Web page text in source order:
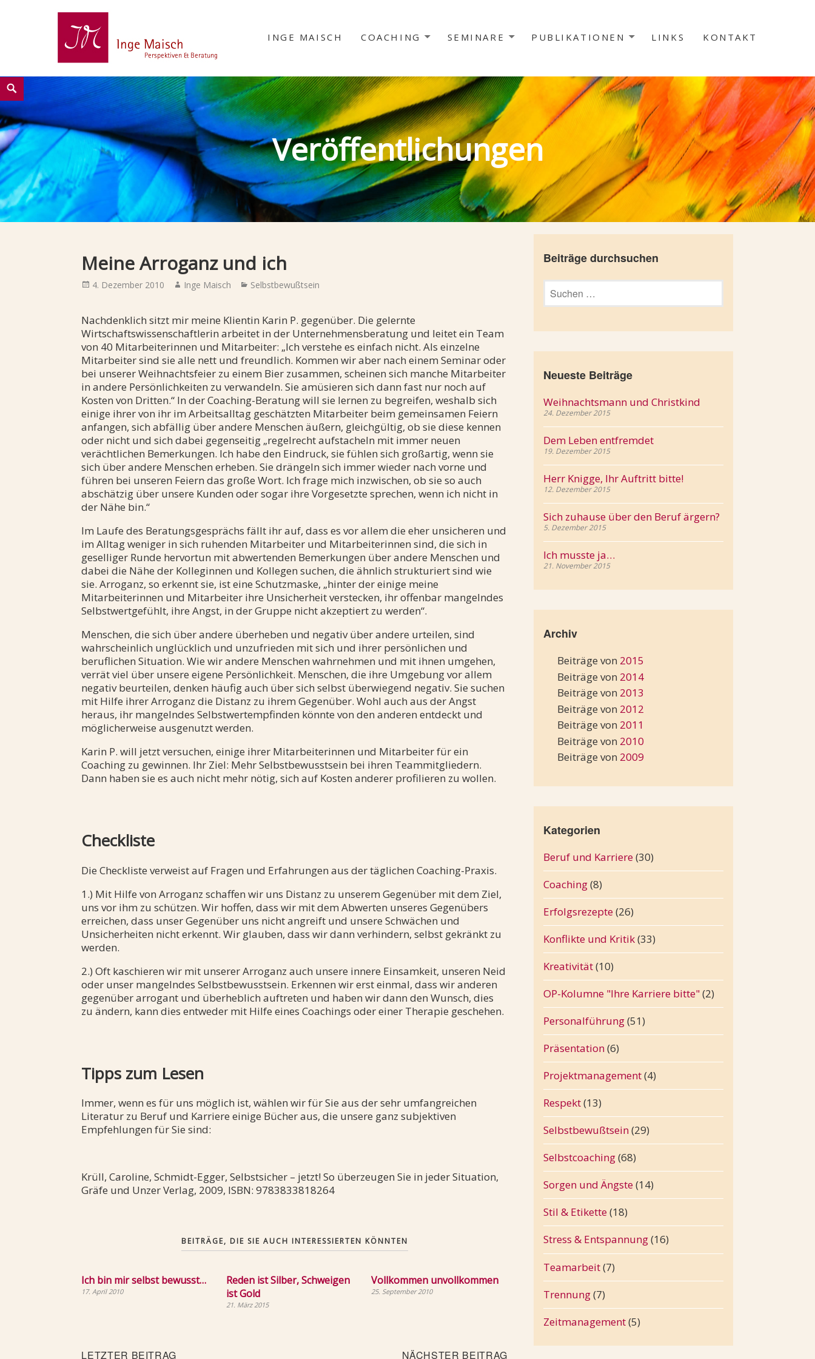
Skip
content
INGE MAISCH COACHING SEMINARE PUBLIKATIONEN LINKS KONTAKT
Search
Veröffentlichungen
Meine Arroganz und ich
Posted
4. Dezember 2010 Author
Inge Maisch Categories
Selbstbewußtsein
Nachdenklich sitzt mir meine Klientin Karin P. gegenüber. Die gelernte
Wirtschaftswissenschaftlerin arbeitet in der Unternehmensberatung und leitet ein Team
von 40 Mitarbeiterinnen und Mitarbeiter: „Ich verstehe es einfach nicht. Als einzelne
Mitarbeiter sind sie alle nett und freundlich. Kommen wir aber nach einem Seminar oder
bei unserer Weihnachtsfeier zu einem Bier zusammen, scheinen sich manche Mitarbeiter
in andere Persönlichkeiten zu verwandeln. Sie amüsieren sich dann fast nur noch auf
Kosten von Dritten.“ In der Coaching-Beratung will sie lernen zu begreifen, weshalb sich
einige ihrer von ihr im Arbeitsalltag geschätzten Mitarbeiter beim gemeinsamen Feiern
anfangen, sich abfällig über andere Menschen äußern, gleichgültig, ob sie diese kennen
oder nicht und sich dabei gegenseitig „regelrecht aufstacheln mit immer neuen
verächtlichen Bemerkungen. Ich habe den Eindruck, sie fühlen sich großartig, wenn sie
sich über andere Menschen erheben. Sie drängeln sich immer wieder nach vorne und
führen bei unseren Feiern das große Wort. Ich frage mich inzwischen, ob sie so auch
abschätzig über unsere Kunden oder sogar ihre Vorgesetzte sprechen, wenn ich nicht in
der Nähe bin.“
Im Laufe des Beratungsgesprächs fällt ihr auf, dass es vor allem die eher unsicheren und
im Alltag weniger in sich ruhenden Mitarbeiter und Mitarbeiterinnen sind, die sich in
geselliger Runde hervortun mit abwertenden Bemerkungen über andere Menschen und
dabei die Nähe der Kolleginnen und Kollegen suchen, die ähnlich strukturiert sind wie
sie. Arroganz, so erkennt sie, ist eine Schutzmaske, „hinter der einige meine
Mitarbeiterinnen und Mitarbeiter ihre Unsicherheit verstecken, ihr offenbar mangelndes
Selbstwertgefühlt, ihre Angst, in der Gruppe nicht akzeptiert zu werden“.
Menschen, die sich über andere überheben und negativ über andere urteilen, sind
wahrscheinlich unglücklich und unzufrieden mit sich und ihrer persönlichen und
beruflichen Situation. Wie wir andere Menschen wahrnehmen und mit ihnen umgehen,
verrät viel über unsere eigene Persönlichkeit. Menschen, die ihre Umgebung vor allem
negativ beurteilen, denken häufig auch über sich selbst überwiegend negativ. Sie suchen
mit Hilfe ihrer Arroganz die Distanz zu ihrem Gegenüber. Wohl auch aus der Angst
heraus, ihr mangelndes Selbstwertempfinden könnte von den anderen entdeckt und
möglicherweise ausgenutzt werden.
Karin P. will jetzt versuchen, einige ihrer Mitarbeiterinnen und Mitarbeiter für ein
Coaching zu gewinnen. Ihr Ziel: Mehr Selbstbewusstsein bei ihren Teammitgliedern.
Dann haben sie es auch nicht mehr nötig, sich auf Kosten anderer profilieren zu wollen.
Checkliste
Die Checkliste verweist auf Fragen und Erfahrungen aus der täglichen Coaching-Praxis.
1.) Mit Hilfe von Arroganz schaffen wir uns Distanz zu unserem Gegenüber mit dem Ziel,
uns vor ihm zu schützen. Wir hoffen, dass wir mit dem Abwerten unseres Gegenübers
erreichen, dass unser Gegenüber uns nicht angreift und unsere Schwächen und
Unsicherheiten nicht erkennt. Wir glauben, dass wir dann verhindern, selbst gekränkt zu
werden.
2.) Oft kaschieren wir mit unserer Arroganz auch unsere innere Einsamkeit, unseren Neid
oder unser mangelndes Selbstbewusstsein. Erkennen wir erst einmal, dass wir anderen
gegenüber arrogant und überheblich auftreten und haben wir dann den Wunsch, dies
zu ändern, kann dies entweder mit Hilfe eines Coachings oder einer Therapie geschehen.
Tipps zum Lesen
Immer, wenn es für uns möglich ist, wählen wir für Sie aus der sehr umfangreichen
Literatur zu Beruf und Karriere einige Bücher aus, die unsere ganz subjektiven
Empfehlungen für Sie sind:
Krüll, Caroline, Schmidt-Egger, Selbstsicher – jetzt! So überzeugen Sie in jeder Situation,
Gräfe und Unzer Verlag, 2009, ISBN: 9783833818264
BEITRÄGE, DIE SIE AUCH INTERESSIERTEN KÖNNTEN
Ich bin mir selbst bewusst…
17. April 2010
Reden ist Silber, Schweigen
ist Gold
21. März 2015
Vollkommen unvollkommen
25. September 2010
Beitragsnavigation
LETZTER BEITRAG NÄCHSTER BEITRAGNächster
Beiträge durchsuchen
Suchen
nach:
Neueste Beiträge
Weihnachtsmann und Christkind
24. Dezember 2015
Dem Leben entfremdet
19. Dezember 2015
Herr Knigge, Ihr Auftritt bitte!
12. Dezember 2015
Sich zuhause über den Beruf ärgern?
5. Dezember 2015
Ich musste ja…
21. November 2015
Archiv
Beiträge von 2015
Beiträge von 2014
Beiträge von 2013
Beiträge von 2012
Beiträge von 2011
Beiträge von 2010
Beiträge von 2009
Kategorien
Beruf und Karriere(30)
Coaching(8)
Erfolgsrezepte(26)
Konflikte und Kritik(33)
Kreativität(10)
OP-Kolumne "Ihre Karriere bitte"(2)
Personalführung(51)
Präsentation(6)
Projektmanagement(4)
Respekt(13)
Selbstbewußtsein(29)
Selbstcoaching(68)
Sorgen und Ängste(14)
Stil & Etikette(18)
Stress & Entspannung(16)
Teamarbeit(7)
Trennung(7)
Zeitmanagement(5)